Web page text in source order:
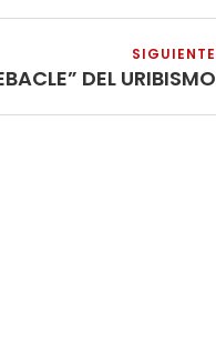
SIGUIENTE
DEL URIBISMO